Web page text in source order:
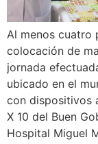
Al menos cuatro
colocación de
jornada
ubicado en el
con dispositivos
X 10 del Buen
Hospital Miguel